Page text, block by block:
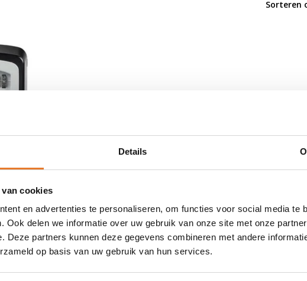
Details
cookies
en advertenties te personaliseren, om functies voor social media te
Ook delen we informatie over uw gebruik van onze site met onze
Deze partners kunnen deze gegevens combineren met andere
op basis van uw gebruik van hun services.
Sorteren